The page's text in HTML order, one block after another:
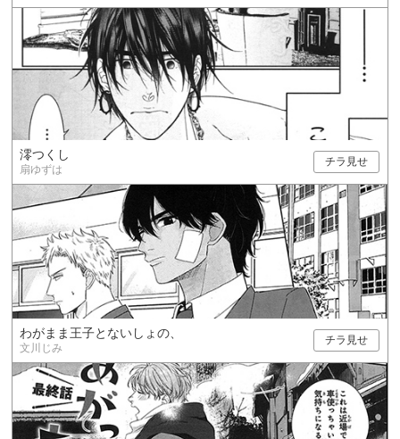
澪つくし
扇ゆずは
チラ見せ
わがまま王子とないしょの、
文川じみ
チラ見せ